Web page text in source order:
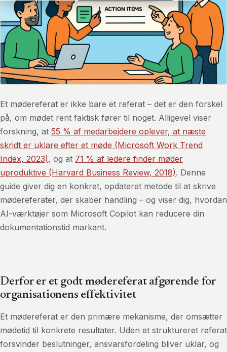
Et mødereferat er ikke bare et referat – det er den forskel
på, om mødet rent faktisk fører til noget. Alligevel viser
forskning, at 55 % af medarbejdere oplever, at næste
skridt er uklare efter et møde (Microsoft Work Trend
Index, 2023), og at 71 % af ledere finder møder
uproduktive (Harvard Business Review, 2018). Denne
guide giver dig en konkret, opdateret metode til at skrive
mødereferater, der skaber handling – og viser dig, hvordan
AI-værktøjer som Microsoft Copilot kan reducere din
dokumentationstid markant.
Derfor er et godt mødereferat afgørende for
organisationens effektivitet
Et mødereferat er den primære mekanisme, der omsætter
mødetid til konkrete resultater. Uden et struktureret referat
forsvinder beslutninger, ansvarsfordeling bliver uklar, og